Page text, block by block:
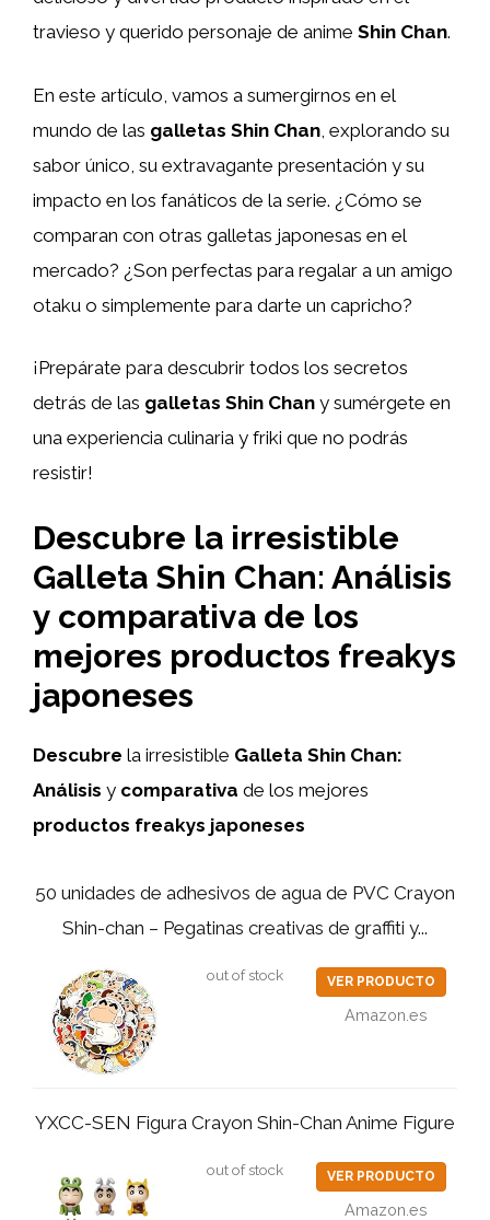
travieso y querido personaje de anime Shin Chan.
En este artículo, vamos a sumergirnos en el
mundo de las galletas Shin Chan , explorando su
sabor único, su extravagante presentación y su
impacto en los fanáticos de la serie. ¿Cómo se
comparan con otras galletas japonesas en el
mercado? ¿Son perfectas para regalar a un amigo
otaku o simplemente para darte un capricho?
¡Prepárate para descubrir todos los secretos
detrás de las galletas Shin Chan y sumérgete en
una experiencia culinaria y friki que no podrás
resistir!
Descubre la irresistible
Galleta Shin Chan: Análisis
y comparativa de los
mejores productos freakys
japoneses
Descubre la irresistible Galleta Shin Chan:
Análisis y comparativa de los mejores
productos freakys japoneses
50 unidades de adhesivos de agua de PVC Crayon
Shin-chan – Pegatinas creativas de graffiti y...
out of stock VER PRODUCTO
Amazon.es
YXCC-SEN Figura Crayon Shin-Chan Anime Figure
out of stock VER PRODUCTO
Amazon.es